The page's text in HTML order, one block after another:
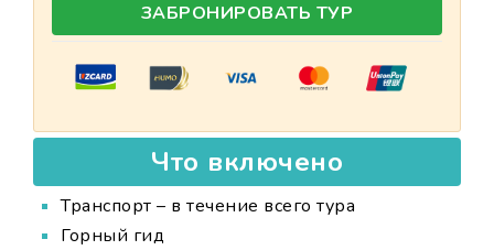
ЗАБРОНИРОВАТЬ ТУР
Что включено
Транспорт – в течение всего тура
Горный гид